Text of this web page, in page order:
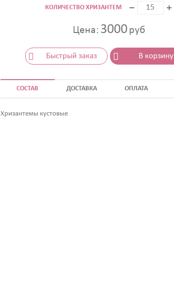
КОЛИЧЕСТВО ХРИЗАНТЕМ
Цена: 3000руб
Быстрый заказ В корзину
СОСТАВ ДОСТАВКА ОПЛАТА
Хризантемы кустовые